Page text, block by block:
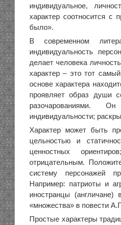
индивидуальное,
характер соотносится с
было».
В современном
индивидуальность
делает человека
характер – это тот
основе характера
проявляет образ души
разочарованиями. Он
индивидуальности;
Характер может быть
цельностью и
ценностных
отрицательным.
систему персонажей
Например: патриоты и
иностранцы
«множества» в повести
Простые характеры